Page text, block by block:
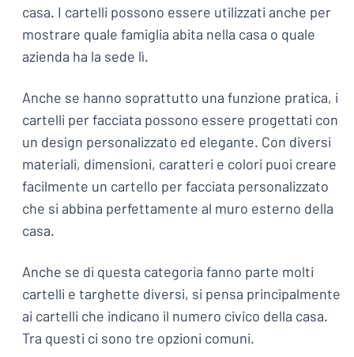
casa. I cartelli possono essere utilizzati anche per
mostrare quale famiglia abita nella casa o quale
azienda ha la sede lì.
Anche se hanno soprattutto una funzione pratica, i
cartelli per facciata possono essere progettati con
un design personalizzato ed elegante. Con diversi
materiali, dimensioni, caratteri e colori puoi creare
facilmente un cartello per facciata personalizzato
che si abbina perfettamente al muro esterno della
casa.
Anche se di questa categoria fanno parte molti
cartelli e targhette diversi, si pensa principalmente
ai cartelli che indicano il numero civico della casa.
Tra questi ci sono tre opzioni comuni.